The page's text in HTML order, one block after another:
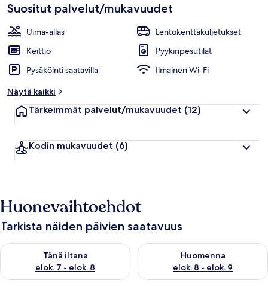
Suositut palvelut/mukavuudet
Uima-allas
Lentokenttäkuljetukset
Keittiö
Pyykinpesutilat
Pysäköinti saatavilla
Ilmainen Wi-Fi
Näytä kaikki
Tärkeimmät palvelut/mukavuudet (12)
Kodin mukavuudet (6)
Huonevaihtoehdot
Tarkista näiden päivien saatavuus
Tänä iltana
elok. 7 - elok. 8
Tarkista tämän illan saatavuus elok. 7 - elok. 8
Huomenna
elok. 8 - elok. 9
Tarkista huomisen saatavuus